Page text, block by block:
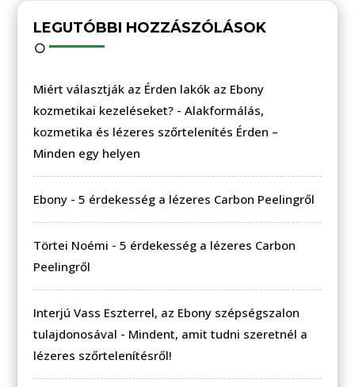
LEGUTÓBBI HOZZÁSZÓLÁSOK
Miért választják az Érden lakók az Ebony
kozmetikai kezeléseket? -Alakformálás,
kozmetika és lézeres szőrtelenítés Érden –
Minden egy helyen
Ebony -5 érdekesség a lézeres Carbon Peelingről
Törtei Noémi -5 érdekesség a lézeres Carbon
Peelingről
Interjú Vass Eszterrel, az Ebony szépségszalon
tulajdonosával - Mindent, amit tudni szeretnél a
lézeres szőrtelenítésről!